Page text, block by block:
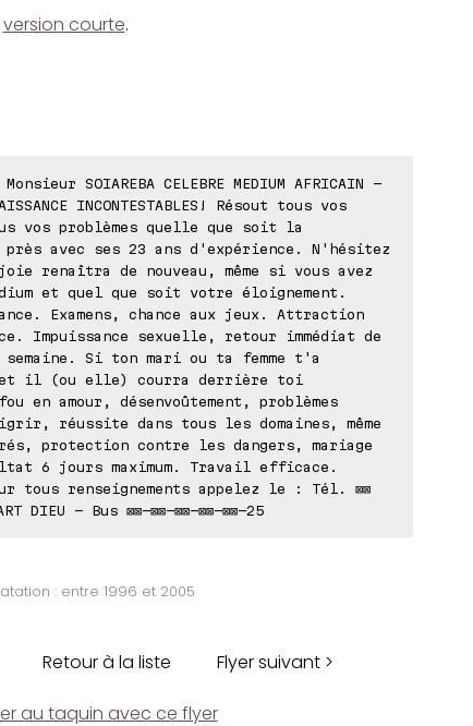
version courte.
Monsieur SOIAREBA CELEBRE MEDIUM AFRICAIN -
INCONTESTABLES! Résout tous vos
vos problèmes quelle que soit la
avec ses 23 ans d'expérience. N'hésitez
renaîtra de nouveau, même si vous avez
et quel que soit votre éloignement.
Examens, chance aux jeux. Attraction
Impuissance sexuelle, retour immédiat de
semaine. Si ton mari ou ta femme t'a
il (ou elle) courra derrière toi
en amour, désenvoûtement, problèmes
réussite dans tous les domaines, même
protection contre les dangers, mariage
6 jours maximum. Travail efficace.
tous renseignements appelez le : Tél. ⊠⊠
DIEU - Bus ⊠⊠-⊠⊠-⊠⊠-⊠⊠-⊠⊠-25
: entre 1996 et 2005
Retour à la liste Flyer suivant >
au taquin avec ce flyer